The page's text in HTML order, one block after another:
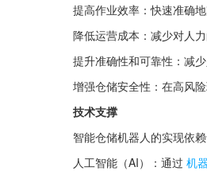
提高作业效率：快速准确
降低运营成本：减少对人
提升准确性和可靠性：减
增强仓储安全性：在高风
技术支撑
智能仓储机器人的实现依
人工智能（AI）：通过 机